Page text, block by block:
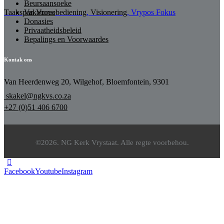
Taakspan Vrouebediening, Visionering, Vrypos Fokus
Beursaansoeke
Vakatures
Donasies
Privaatheidsbeleid
Bepalings en Voorwaardes
Kontak ons
Van Heerdenweg 20, Wilgehof, Bloemfontein, 9301
skakel@ngkvs.co.za
+27 (0)51 406 6700
©2026. NG Kerk Vrystaat. Alle regte voorbehou.
FacebookYoutubeInstagram